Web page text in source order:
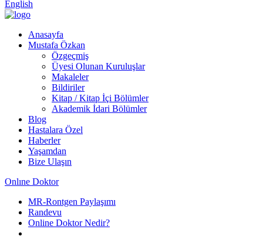
English
Anasayfa
Mustafa Özkan
Özgeçmiş
Üyesi Olunan Kuruluşlar
Makaleler
Bildiriler
Kitap / Kitap İçi Bölümler
Akademik İdari Bölümler
Blog
Hastalara Özel
Haberler
Yaşamdan
Bize Ulaşın
Onlıne Doktor
MR-Rontgen Paylaşımı
Randevu
Online Doktor Nedir?